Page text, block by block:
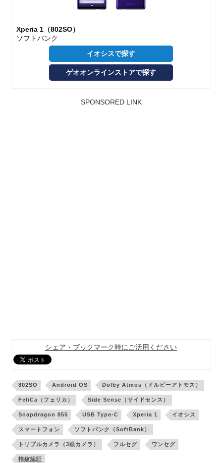
Xperia 1（802SO）
ソフトバンク
イオシスで探す
ゲオオンラインストアで探す
SPONSORED LINK
シェア・ブックマーク時にご活用ください
802SO Android OS Dolby Atmos（ドルビーアトモス）
FeliCa（フェリカ） Side Sense（サイドセンス）
Snapdragon 855 USB Type-C Xperia 1 イオシス
スマートフォン ソフトバンク（SoftBank）
トリプルカメラ（3眼カメラ） フルセグ ワンセグ
指紋認証